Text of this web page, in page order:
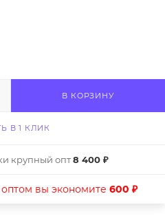
В КОРЗИНУ
В 1 КЛИК
крупный опт8 400 ₽
вы экономите 600 ₽